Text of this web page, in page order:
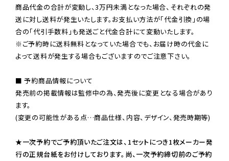
商品代金の合計が変動し、3万円未満となった場合、それぞれの発
送に対し送料が発生いたします。お支払い方法が「代金引換」の場
※ご予約時に送料無料となっていた場合でも、お届け時の代金に
よって送料が発生する場合もございますのでご注意下さい。
■ 予約商品情報について
発売前の掲載情報は監修中の為、発売後に変更となる場合があり
ます。
(変更の可能性がある点…商品仕様、内容、デザイン、発売時期等)
★一次予約でご予約頂いたご注文は、1セットにつき1枚メーカー発
行の正規台紙をお付けしております。尚、一次予約締切前のご予約